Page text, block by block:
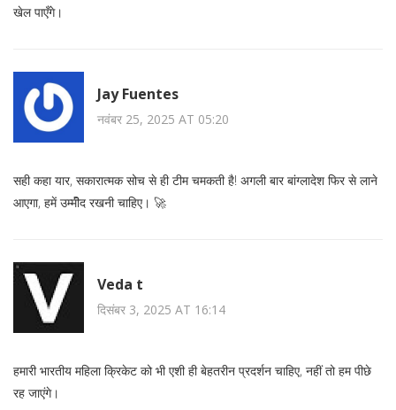
खेल पाएँगे।
Jay Fuentes
नवंबर 25, 2025 AT 05:20
सही कहा यार, सकारात्मक सोच से ही टीम चमकती है! अगली बार बांग्लादेश फिर से लाने
आएगा, हमें उम्मीॆद रखनी चाहिए। 🚀
Veda t
दिसंबर 3, 2025 AT 16:14
हमारी भारतीय महिला क्रिकेट को भी एशी ही बेहतरीन प्रदर्शन चाहिए, नहीं तो हम पीछे
रह जाएंगे।